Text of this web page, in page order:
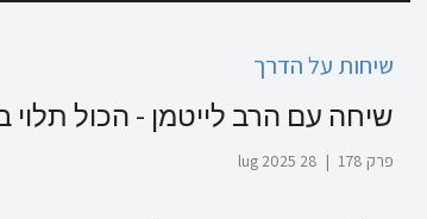
שיחות על הדרך
שיחה עם הרב לייטמן - הכול תלוי
פרק 178 |
28 lug 2025